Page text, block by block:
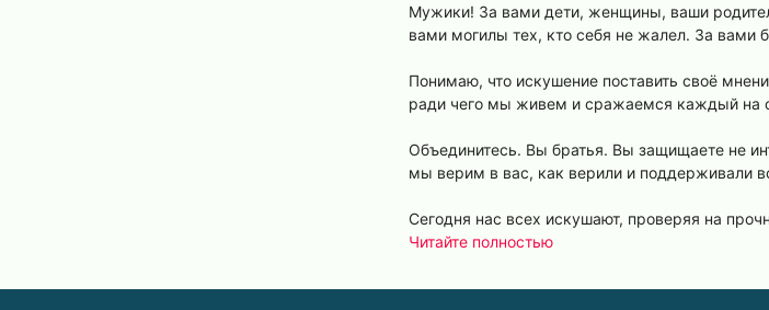
Мужики! За вами дети, женщины, ваши
вами могилы тех, кто себя не жалел. За вами
Понимаю, что искушение поставить своё
ради чего мы живем и сражаемся каждый на
Объединитесь. Вы братья. Вы защищаете не
мы верим в вас, как верили и поддерживали
Сегодня нас всех искушают, проверяя на
Читайте полностью